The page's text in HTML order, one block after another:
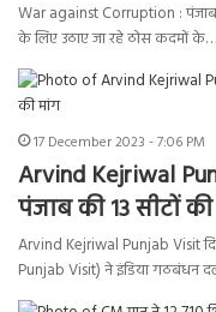
War against Corruption : पंजाब
के लिए उठाए जा रहे ठोस कदमों के…
17 December 2023 - 7:06 PM
Arvind Kejriwal
पंजाब की 13 सीटों
Arvind Kejriwal Punjab Visit
Punjab Visit) ने इंडिया गठबंधन